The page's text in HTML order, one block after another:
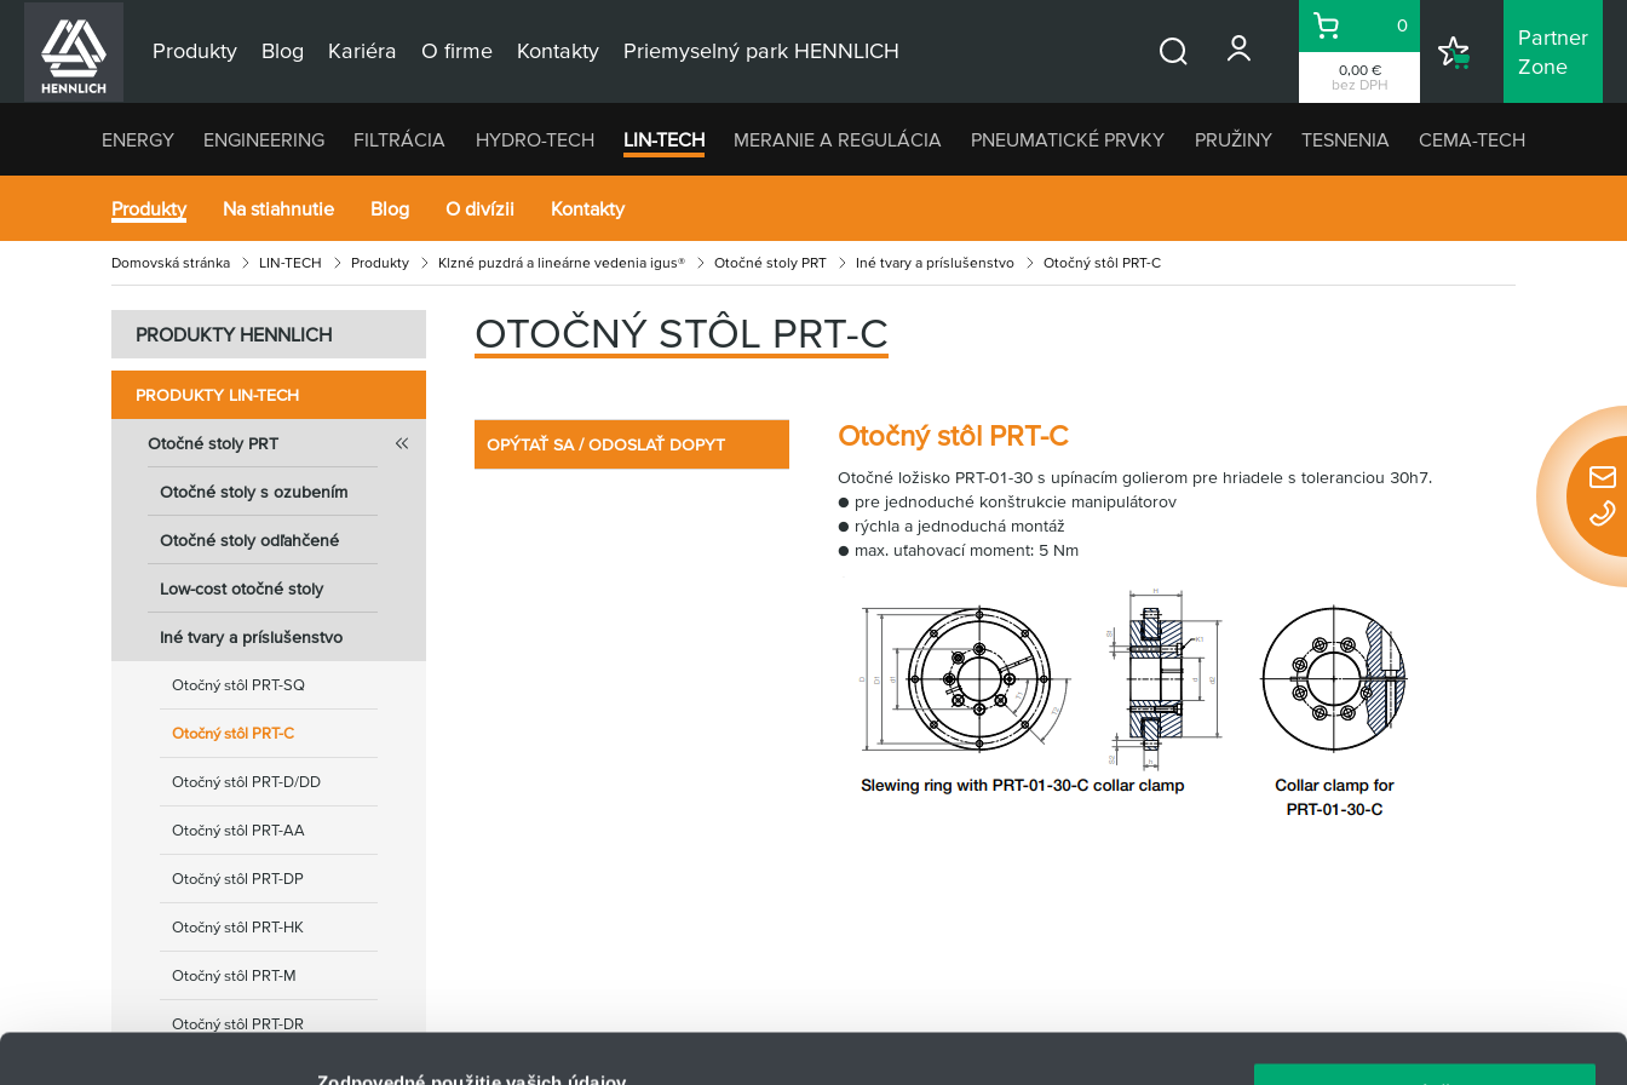
Produkty Blog Kariéra O firme Kontakty Priemyselný park HENNLICH
0,00 €
bez DPH
Košík
0
Nákupný
Partner
Zone
ENERGY ENGINEERING FILTRÁCIA HYDRO-TECH LIN-TECH MERANIE A REGULÁCIA PNEUMATICKÉ PRVKY PRUŽINY TESNENIA CEMA-TECH
Produkty Na stiahnutie Blog O divízii Kontakty
Domovská stránka LIN-TECH Produkty Klzné puzdrá a lineárne vedenia igus® Otočné stoly PRT Iné tvary a príslušenstvo Otočný stôl PRT-C
PRODUKTY HENNLICH
PRODUKTY LIN-TECH
Otočné stoly PRT
Otočné stoly s ozubením
Otočné stoly odľahčené
Low-cost otočné stoly
Iné tvary a príslušenstvo
Otočný stôl PRT-SQ
Otočný stôl PRT-C
Otočný stôl PRT-D/DD
Otočný stôl PRT-AA
Otočný stôl PRT-DP
Otočný stôl PRT-HK
Otočný stôl PRT-M
Otočný stôl PRT-DR
OTOČNÝ STÔL PRT-C
OPÝTAŤ SA / ODOSLAŤ DOPYT Otočný stôl PRT-C
Otočné ložisko PRT-01-30 s upínacím golierom pre hriadele s toleranciou 30h7.
● pre jednoduché konštrukcie manipulátorov
● rýchla a jednoduchá montáž
● max. uťahovací moment: 5 Nm